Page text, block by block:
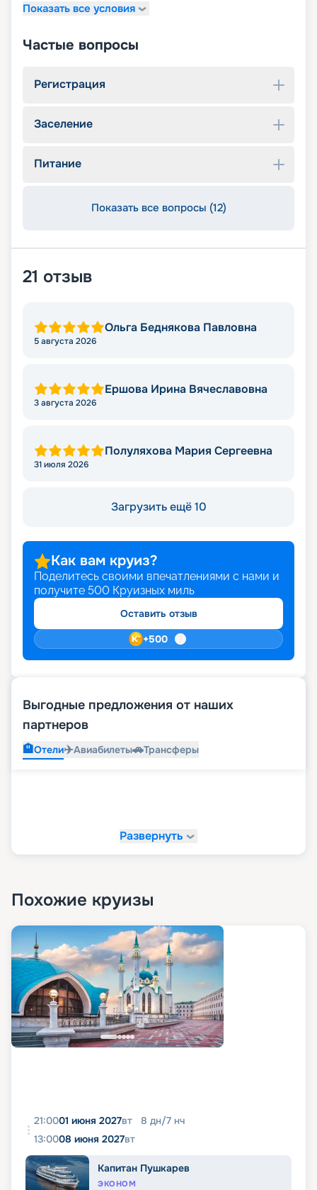
Показать все условия
Частые вопросы
Регистрация
Заселение
Питание
Показать все вопросы (12)
21 отзыв
Ольга Беднякова Павловна
5 августа 2026
Ершова Ирина Вячеславовна
3 августа 2026
Полуляхова Мария Сергеевна
31 июля 2026
Загрузить ещё 10
Как вам круиз?
Поделитесь своими впечатлениями с нами и
получите 500 Круизных миль
Оставить отзыв
+500
Выгодные предложения от наших
партнеров
🏨Отели✈️Авиабилеты🚗Трансферы
Развернуть
Похожие круизы
21:0001 июня 2027вт 8 дн/7 нч
13:0008 июня 2027вт
Капитан Пушкарев
ЭКОНОМ